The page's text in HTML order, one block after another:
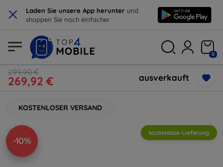
× Laden Sie unsere App herunter und
shoppen Sie noch einfacher.
0
299,90 €
269,92 € ausverkauft
KOSTENLOSER VERSAND
-10%
kostenlose Lieferung